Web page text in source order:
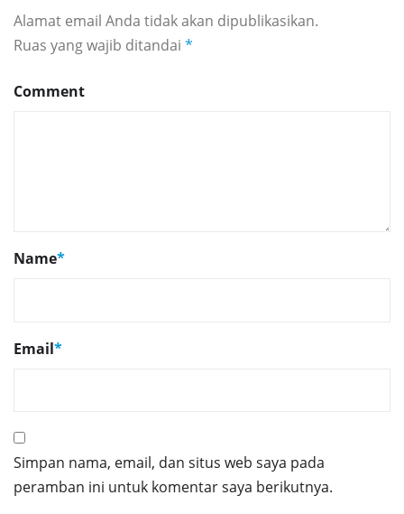
Alamat email Anda tidak akan dipublikasikan.
Ruas yang wajib ditandai *
Comment
Name*
Email*
Simpan nama, email, dan situs web saya pada
peramban ini untuk komentar saya berikutnya.